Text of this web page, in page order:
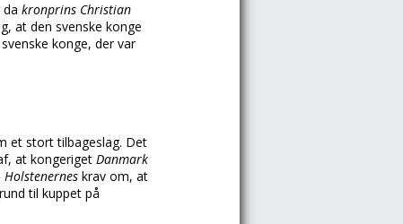
kronprins Christian
at den svenske konge
konge, der var
et stort tilbageslag. Det
at kongeriget Danmark
Holstenernes krav om, at
til kuppet på